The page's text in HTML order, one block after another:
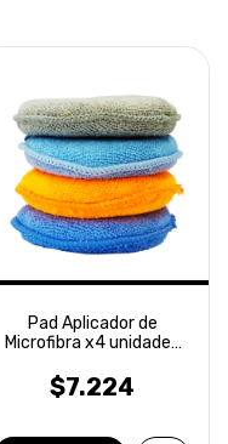
Pad Aplicador de
Microfibra x4 unidades
$7.224